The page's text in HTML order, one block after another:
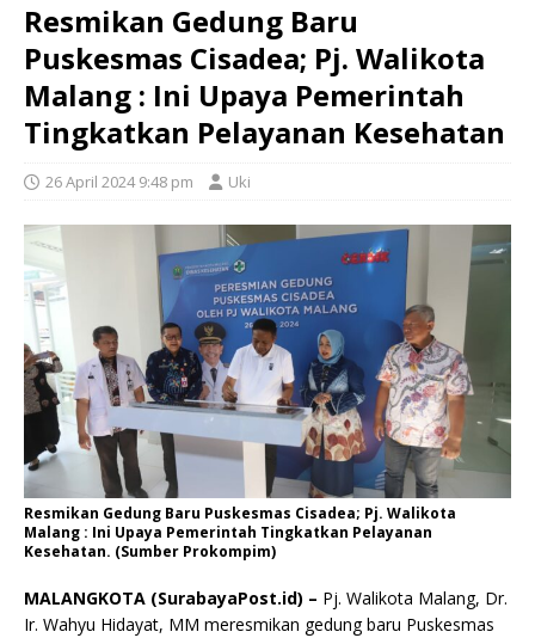
Resmikan Gedung Baru
Puskesmas Cisadea; Pj. Walikota
Malang : Ini Upaya Pemerintah
Tingkatkan Pelayanan Kesehatan
26 April 2024 9:48 pm Uki
Resmikan Gedung Baru Puskesmas Cisadea; Pj. Walikota
Malang : Ini Upaya Pemerintah Tingkatkan Pelayanan
Kesehatan. (Sumber Prokompim)
MALANGKOTA (SurabayaPost.id) – Pj. Walikota Malang, Dr.
Ir. Wahyu Hidayat, MM meresmikan gedung baru Puskesmas